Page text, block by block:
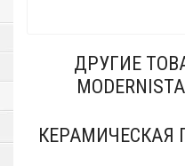
ДРУГИЕ
КЕРАМИЧЕСКАЯ